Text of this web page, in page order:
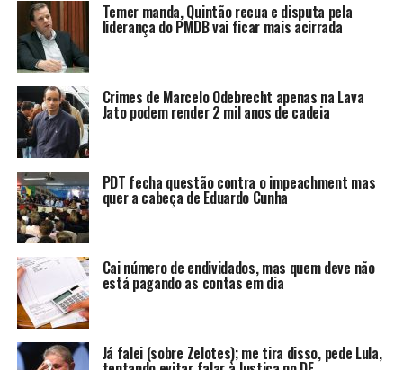
Temer manda, Quintão recua e disputa pela
liderança do PMDB vai ficar mais acirrada
Crimes de Marcelo Odebrecht apenas na Lava
Jato podem render 2 mil anos de cadeia
PDT fecha questão contra o impeachment mas
quer a cabeça de Eduardo Cunha
Cai número de endividados, mas quem deve não
está pagando as contas em dia
Já falei (sobre Zelotes); me tira disso, pede Lula,